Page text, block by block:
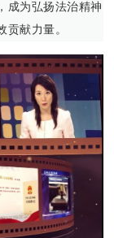
成为弘扬法治精神
献力量。